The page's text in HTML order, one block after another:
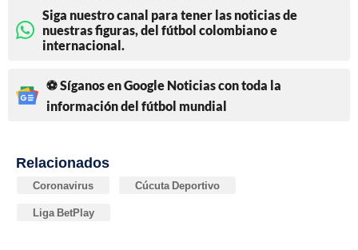
Siga nuestro canal para tener las noticias de
nuestras figuras, del fútbol colombiano e
internacional.
⚽ Síganos en Google Noticias con toda la
información del fútbol mundial
Relacionados
Coronavirus Cúcuta Deportivo
Liga BetPlay